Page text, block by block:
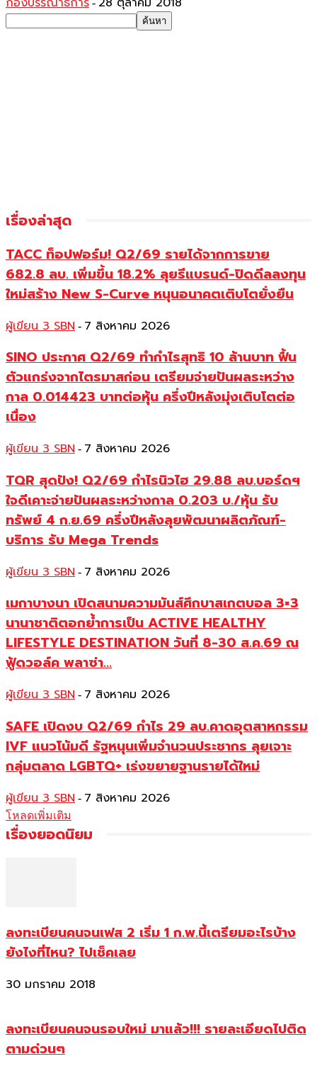
-
เรื่องล่าสุด
TACC ท็อปฟอร์ม! Q2/69 รายได้จากการขาย
682.8 ลบ. เพิ่มขึ้น 18.2% ลุยรีแบรนด์-ปิดดีลลงทุน
ใหม่สร้าง New S-Curve หนุนอนาคตเติบโตยั่งยืน
ผู้เขียน 3 SBN - 7 สิงหาคม 2026
SINO ประกาศ Q2/69 ทำกำไรสุทธิ 10 ล้านบาท ฟื้น
ตัวแกร่งจากไตรมาสก่อน เตรียมจ่ายปันผลระหว่าง
กาล 0.014423 บาทต่อหุ้น ครึ่งปีหลังมุ่งเติบโตต่อ
เนื่อง
ผู้เขียน 3 SBN - 7 สิงหาคม 2026
TQR สุดปัง! Q2/69 กำไรนิวไฮ 29.88 ลบ.บอร์ดฯ
ใจดีเคาะจ่ายปันผลระหว่างกาล 0.203 บ./หุ้น รับ
ทรัพย์ 4 ก.ย.69 ครึ่งปีหลังลุยพัฒนาผลิตภัณฑ์-
บริการ รับ Mega Trends
ผู้เขียน 3 SBN - 7 สิงหาคม 2026
เมกาบางนา เปิดสนามความมันส์ศึกบาสเกตบอล 3×3
นานาชาติตอกย้ำการเป็น ACTIVE HEALTHY
LIFESTYLE DESTINATION วันที่ 8-30 ส.ค.69 ณ
ฟู้ดวอล์ค พลาซ่า...
ผู้เขียน 3 SBN - 7 สิงหาคม 2026
SAFE เปิดงบ Q2/69 กำไร 29 ลบ.คาดอุตสาหกรรม
IVF แนวโน้มดี รัฐหนุนเพิ่มจำนวนประชากร ลุยเจาะ
กลุ่มตลาด LGBTQ+ เร่งขยายฐานรายได้ใหม่
ผู้เขียน 3 SBN - 7 สิงหาคม 2026
โหลดเพิ่มเติม
เรื่องยอดนิยม
ลงทะเบียนคนจนเฟส 2 เริ่ม 1 ก.พ.นี้เตรียมอะไรบ้าง
ยังไงที่ไหน? ไปเช็คเลย
30 มกราคม 2018
ลงทะเบียนคนจนรอบใหม่ มาแล้ว!!! รายละเอียดไปติด
ตามด่วนๆ